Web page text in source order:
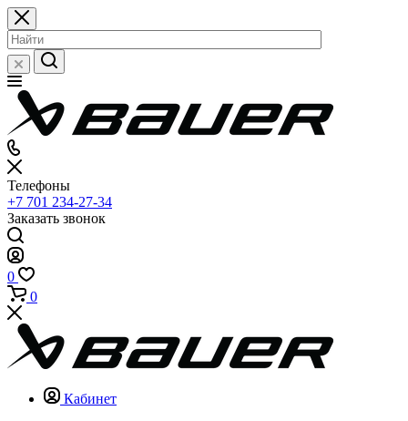
Телефоны
+7 701 234-27-34
Заказать звонок
0
0
Кабинет